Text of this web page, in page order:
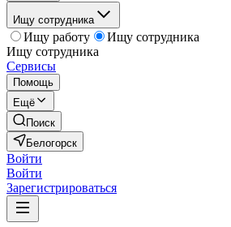
Ищу сотрудника
Ищу работу
Ищу сотрудника
Ищу сотрудника
Сервисы
Помощь
Ещё
Поиск
Белогорск
Войти
Войти
Зарегистрироваться